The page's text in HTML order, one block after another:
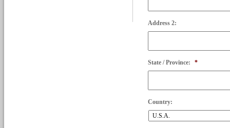
Address 2:
State / Province: *
Country: